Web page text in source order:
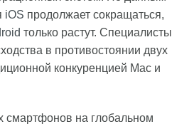
iOS продолжает сокращаться,
только растут. Специалисты
в противостоянии двух
конкуренцией Mac и
смартфонов на глобальном